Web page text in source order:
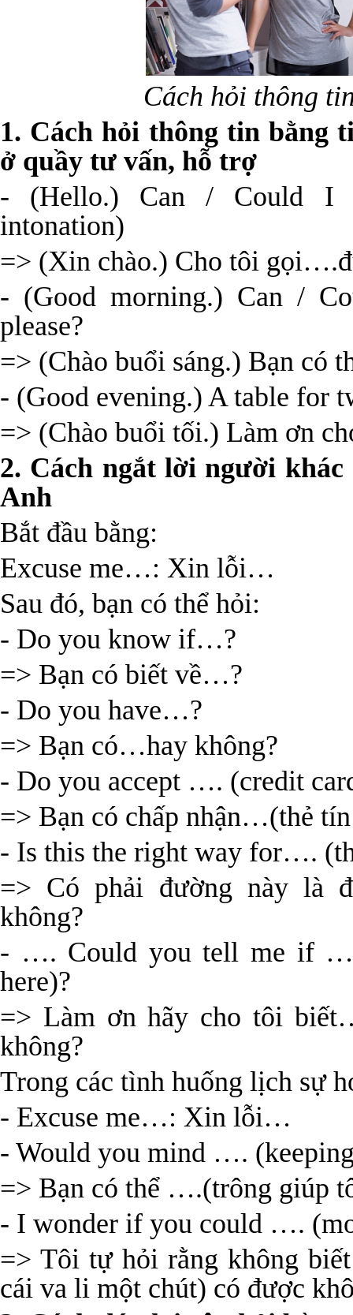
Cách hỏi thông
1. Cách hỏi thông tin bằng
ở quầy tư vấn, hỗ trợ
- (Hello.) Can / Could I
intonation)
=> (Xin chào.) Cho tôi
- (Good morning.) Can /
please?
=> (Chào buổi sáng.) Bạn có
- (Good evening.) A table for
=> (Chào buổi tối.) Làm ơn
2. Cách ngắt lời người
Anh
Bắt đầu bằng:
Excuse me…: Xin lỗi…
Sau đó, bạn có thể hỏi:
- Do you know if…?
=> Bạn có biết về…?
- Do you have…?
=> Bạn có…hay không?
- Do you accept …. (credit
=> Bạn có chấp nhận…(thẻ
- Is this the right way for….
=> Có phải đường này là
không?
- …. Could you tell me if ….
here)?
=> Làm ơn hãy cho tôi
không?
Trong các tình huống lịch sự
- Excuse me…: Xin lỗi…
- Would you mind ….
=> Bạn có thể ….(trông giúp
- I wonder if you could ….
=> Tôi tự hỏi rằng không
cái va li một chút) có được